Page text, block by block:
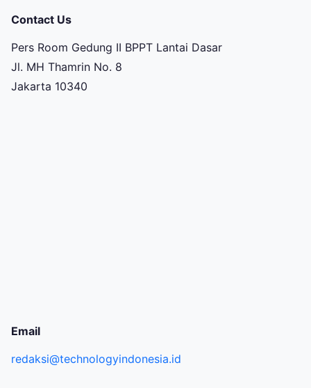
Contact Us
Pers Room Gedung II BPPT Lantai Dasar
Jl. MH Thamrin No. 8
Jakarta 10340
Email
redaksi@technologyindonesia.id